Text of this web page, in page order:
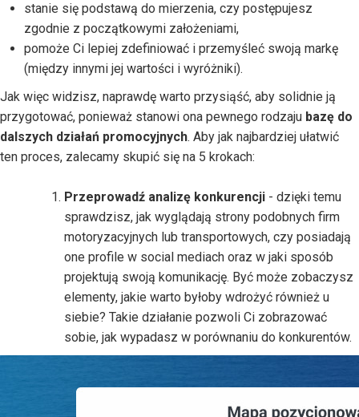
stanie się podstawą do mierzenia, czy postępujesz
zgodnie z początkowymi założeniami,
pomoże Ci lepiej zdefiniować i przemyśleć swoją markę
(między innymi jej wartości i wyróżniki).
Jak więc widzisz, naprawdę warto przysiąść, aby solidnie ją
przygotować, ponieważ stanowi ona pewnego rodzaju bazę do
dalszych działań promocyjnych. Aby jak najbardziej ułatwić
ten proces, zalecamy skupić się na 5 krokach:
Przeprowadź analizę konkurencji - dzięki temu
sprawdzisz, jak wyglądają strony podobnych firm
motoryzacyjnych lub transportowych, czy posiadają
one profile w social mediach oraz w jaki sposób
projektują swoją komunikację. Być może zobaczysz
elementy, jakie warto byłoby wdrożyć również u
siebie? Takie działanie pozwoli Ci zobrazować
sobie, jak wypadasz w porównaniu do konkurentów.